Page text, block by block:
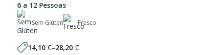
6 a 12 Pessoas
Sem Glúten Fresco
14,10 €–28,20 €
Price